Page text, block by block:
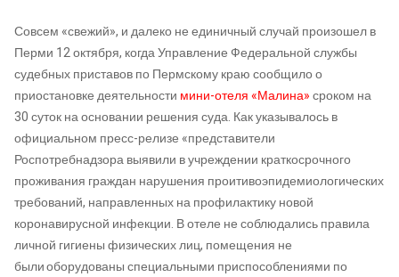
Совсем «свежий», и далеко не единичный случай произошел в
Перми 12 октября, когда Управление Федеральной службы
судебных приставов по Пермскому краю сообщило о
приостановке деятельности мини-отеля «Малина»сроком на
30 суток на основании решения суда. Как указывалось в
официальном пресс-релизе «представители
Роспотребнадзора выявили в учреждении краткосрочного
проживания граждан нарушения проитивоэпидемиологических
требований, направленных на профилактику новой
коронавирусной инфекции. В отеле не соблюдались правила
личной гигиены физических лиц, помещения не
были оборудованы специальными приспособлениями по